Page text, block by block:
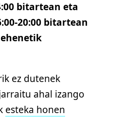
bitartean eta
20:00 bitartean
ez dutenek
ahal izango
esteka honen